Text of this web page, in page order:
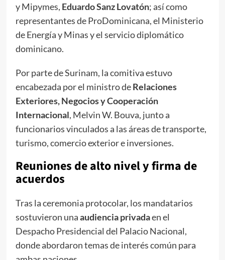
y Mipymes, Eduardo Sanz Lovatón; así como
representantes de ProDominicana, el Ministerio
de Energía y Minas y el servicio diplomático
dominicano.
Por parte de Surinam, la comitiva estuvo
encabezada por el ministro deRelaciones
Exteriores, Negocios y Cooperación
Internacional, Melvin W. Bouva, junto a
funcionarios vinculados a las áreas de transporte,
turismo, comercio exterior e inversiones.
Reuniones de alto nivel y firma de
acuerdos
Tras la ceremonia protocolar, los mandatarios
sostuvieron unaaudiencia privadaen el
Despacho Presidencial del Palacio Nacional,
donde abordaron temas de interés común para